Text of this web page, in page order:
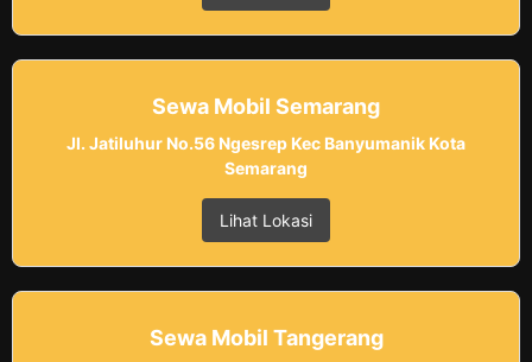
Sewa Mobil Semarang
Jl. Jatiluhur No.56 Ngesrep Kec Banyumanik Kota
Semarang
Lihat Lokasi
Sewa Mobil Tangerang